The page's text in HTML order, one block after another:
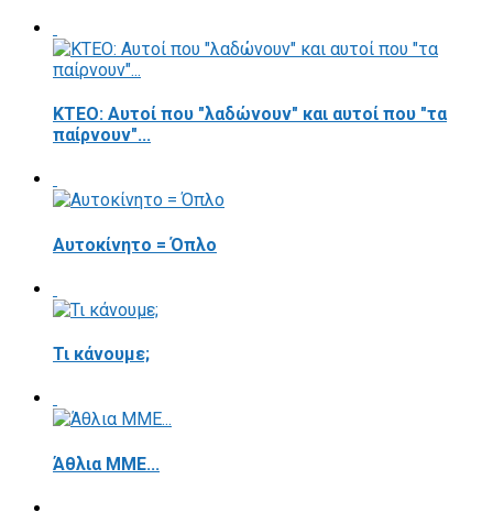
ΚΤΕΟ: Αυτοί που "λαδώνουν" και αυτοί που "τα
παίρνουν"...
Αυτοκίνητο = Όπλο
Τι κάνουμε;
Άθλια ΜΜΕ...